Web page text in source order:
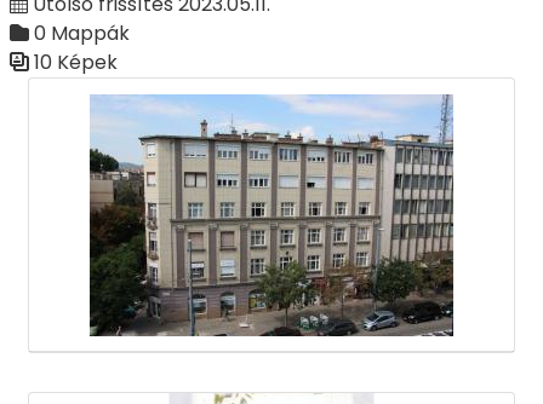
0 Mappák
10 Képek
Médiatár